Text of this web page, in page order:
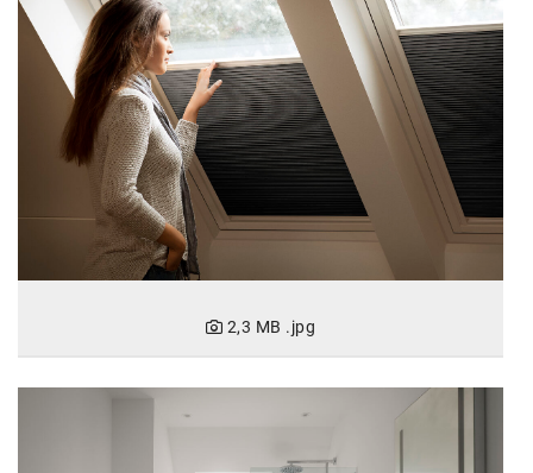
Ketchum GmbH
Kinderwunschzentrum
Kostenwahrheit
Kyndryl
LWND
Mastercard
Nespresso
2,3 MB .jpg